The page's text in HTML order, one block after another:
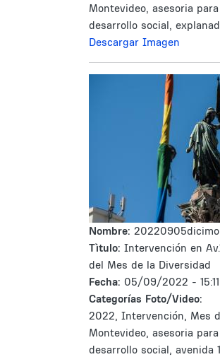
Montevideo, asesoria
desarrollo social,
Descargar Imagen
Nombre:
Tìtulo: Intervención en
del Mes de la Diversidad
Fecha: 05/09/2022 - 15:11
Categorías Foto/Video:
2022, Intervención, Mes
Montevideo, asesoria
desarrollo social, avenida